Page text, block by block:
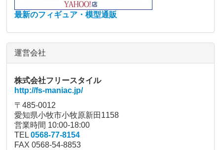
最新のフィギュア・模型通販
運営会社
株式会社フリースタイル
http://fs-maniac.jp/
〒485-0012
愛知県小牧市小牧原新田1158
営業時間 10:00-18:00
TEL0568-77-8154
FAX 0568-54-8853